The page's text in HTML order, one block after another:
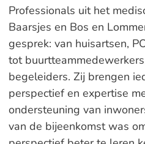
Professionals uit het
Baarsjes en Bos en
gesprek: van huisartsen,
tot
begeleiders. Zij brengen
perspectief en expertise
ondersteuning van
van de bijeenkomst was